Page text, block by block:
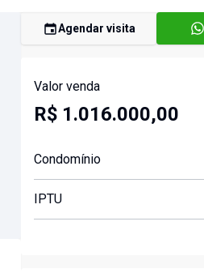
Agendar visita
Valor venda
R$ 1.016.000,00
Condomínio
IPTU